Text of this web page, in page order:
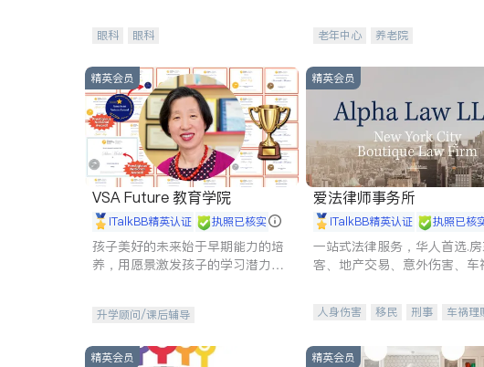
眼科 眼科 老年中心 养老院
精英会员
VSA Future 教育学院
iTalkBB精英认证 执照已核实
孩子美好的未来始于早期能力的培
养，用愿景激发孩子的学习潜力和
升学顾问/课后辅导
精英会员
爱法律师事务所
iTalkBB精英认证 执照已核
一站式法律服务，华人首选.
客、地产交易、意外伤害、车
人身伤害 移民 刑事
车祸理
商标注册
索赔 律师-其它
精英会员 精英会员